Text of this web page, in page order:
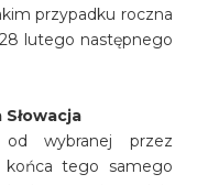
przypadku roczna
lutego następnego
wybranej przez
końca tego samego